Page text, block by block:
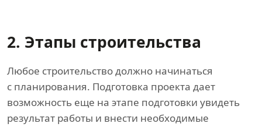
2. Этапы строительства
Любое строительство должно начинаться
с планирования. Подготовка проекта дает
возможность еще на этапе подготовки увидеть
результат работы и внести необходимые